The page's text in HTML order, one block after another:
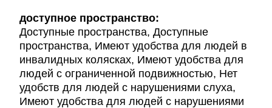
доступное пространство:
Доступные пространства, Доступные
пространства, Имеют удобства для людей в
инвалидных колясках, Имеют удобства для
людей с ограниченной подвижностью, Нет
удобств для людей с нарушениями слуха,
Имеют удобства для людей с нарушениями